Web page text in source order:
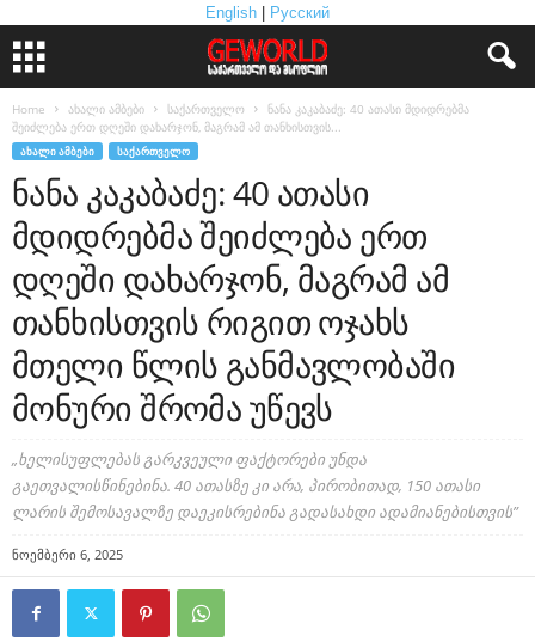
English Русский
Home ახალი ამბები საქართველო
ნანა კაკაბაძე: 40 ათასი მდიდრებმა
შეიძლება ერთ დღეში დახარჯონ, მაგრამ ამ თანხისთვის...
ᲐᲮᲐᲚᲘ ᲐᲛᲑᲔᲑᲘ ᲡᲐᲥᲐᲠᲗᲕᲔᲚᲝ
ნანა კაკაბაძე: 40 ათასი
მდიდრებმა შეიძლება ერთ
დღეში დახარჯონ, მაგრამ ამ
თანხისთვის რიგით ოჯახს
მთელი წლის განმავლობაში
მონური შრომა უწევს
„ხელისუფლებას გარკვეული ფაქტორები უნდა
გაეთვალისწინებინა. 40 ათასზე კი არა, პირობითად, 150 ათასი
ლარის შემოსავალზე დაეკისრებინა გადასახდი ადამიანებისთვის”
ნოემბერი 6, 2025